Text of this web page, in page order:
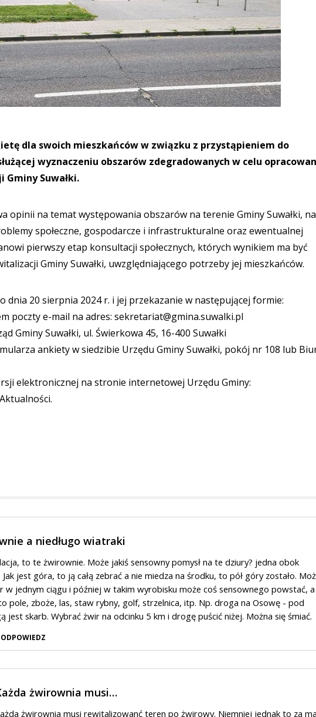
dla swoich mieszkańców w związku z przystąpieniem do
wyznaczeniu obszarów zdegradowanych w celu
Suwałki.
opinii na temat występowania obszarów na terenie Gminy Suwałki, na
społeczne, gospodarcze i infrastrukturalne oraz ewentualnej
pierwszy etap konsultacji społecznych, których wynikiem ma być
Gminy Suwałki, uwzględniającego potrzeby jej mieszkańców.
dnia 20 sierpnia 2024 r. i jej przekazanie w następującej formie:
poczty e-mail na adres: sekretariat@gmina.suwalki.pl
Gminy Suwałki, ul. Świerkowa 45, 16-400 Suwałki
ankiety w siedzibie Urzędu Gminy Suwałki, pokój nr 108 lub
elektronicznej na stronie internetowej Urzędu Gminy:
a niedługo wiatraki
to te żwirownie. Może jakiś sensowny pomysł na te dziury? jedna obok
jest góra, to ją całą zebrać a nie miedza na środku, to pół góry zostało.
w jednym ciągu i później w takim wyrobisku może coś sensownego powstać, a
pole, zboże, las, staw rybny, golf, strzelnica, itp. Np. droga na Osowę - pod
jest skarb. Wybrać żwir na odcinku 5 km i drogę puścić niżej. Można się śmiać.
ODPOWIEDZ
żwirownia musi…
żwirownia musi rewitalizowanć teren po żwirowy. Niemniej jednak to za